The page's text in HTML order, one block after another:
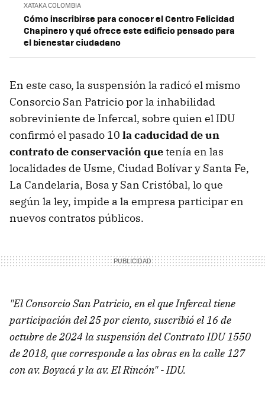
XATAKA COLOMBIA
Cómo inscribirse para conocer el Centro Felicidad
Chapinero y qué ofrece este edificio pensado para
el bienestar ciudadano
En este caso, la suspensión la radicó el mismo
Consorcio San Patricio por la inhabilidad
sobreviniente de Infercal, sobre quien el IDU
confirmó el pasado 10 la caducidad de un
contrato de conservación quetenía en las
localidades de Usme, Ciudad Bolívar y Santa Fe,
La Candelaria, Bosa y San Cristóbal, lo que
según la ley, impide a la empresa participar en
nuevos contratos públicos.
"El Consorcio San Patricio, en el que Infercal tiene
participación del 25 por ciento, suscribió el 16 de
octubre de 2024 la suspensión del Contrato IDU 1550
de 2018, que corresponde a las obras en la calle 127
con av. Boyacá y la av. El Rincón" - IDU.